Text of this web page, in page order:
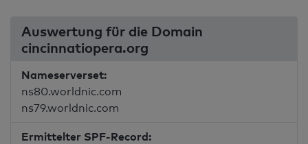
Auswertung für die Domain
cincinnatiopera.org
Nameserverset:
ns80.worldnic.com
ns79.worldnic.com
Ermittelter SPF-Record: